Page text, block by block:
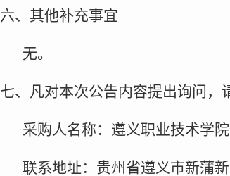
六、其他补充事宜
无。
七、凡对本次公告内容提出询问，
采购人名称：遵义职业技术学院
联系地址：贵州省遵义市新蒲